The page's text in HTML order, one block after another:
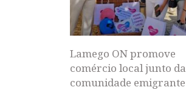
Lamego ON promove
comércio local junto da
comunidade emigrante